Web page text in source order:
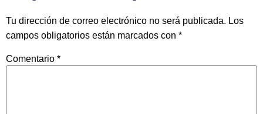
Tu dirección de correo electrónico no será publicada. Los
campos obligatorios están marcados con *
Comentario *